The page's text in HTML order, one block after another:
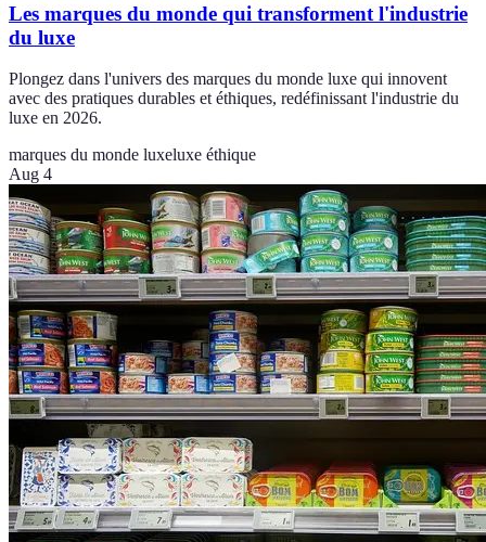
Les marques du monde qui transforment l'industrie
du luxe
Plongez dans l'univers des marques du monde luxe qui innovent
avec des pratiques durables et éthiques, redéfinissant l'industrie du
luxe en 2026.
marques du monde luxeluxe éthique
Aug 4